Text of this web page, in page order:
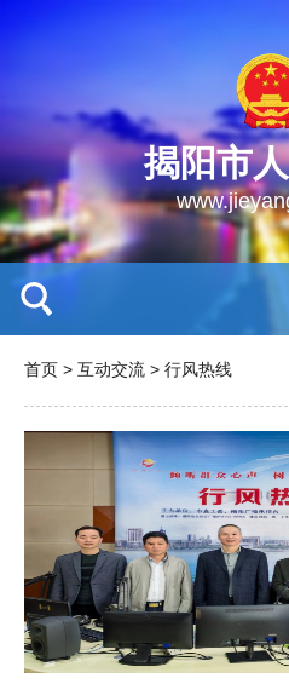
揭阳市
首页 > 互动交流 > 行风热线